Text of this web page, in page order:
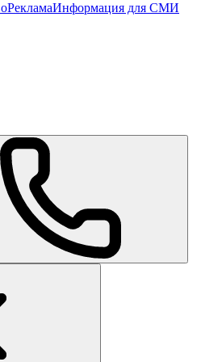
РекламаИнформация для СМИ